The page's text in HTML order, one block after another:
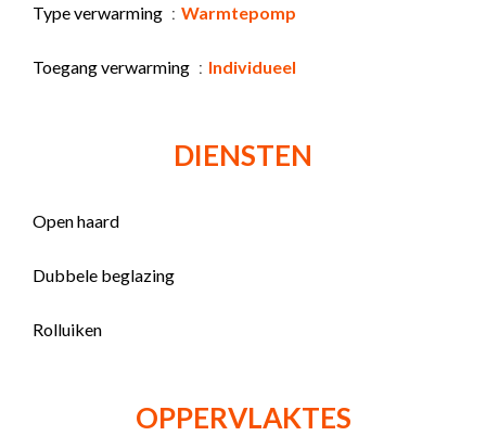
Type verwarming Warmtepomp
Toegang verwarming Individueel
DIENSTEN
Open haard
Dubbele beglazing
Rolluiken
OPPERVLAKTES